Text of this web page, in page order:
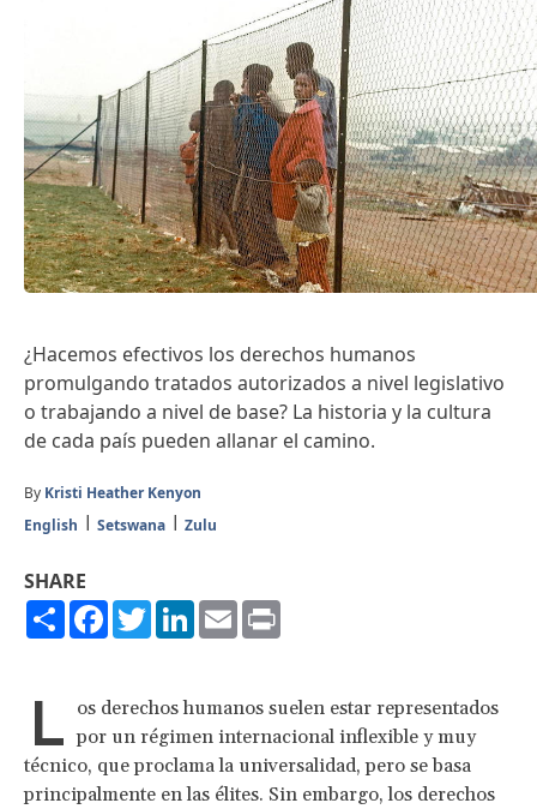
¿Hacemos efectivos los derechos humanos
promulgando tratados autorizados a nivel legislativo
o trabajando a nivel de base? La historia y la cultura
de cada país pueden allanar el camino.
By Kristi Heather Kenyon
English
Setswana Zulu
SHARE
ShareFacebook
TwitterLinkedIn
Email
L os derechos humanos suelen estar representados
por un régimen internacional inflexible y muy
técnico, que proclama la universalidad, pero se basa
principalmente en las élites. Sin embargo, los derechos